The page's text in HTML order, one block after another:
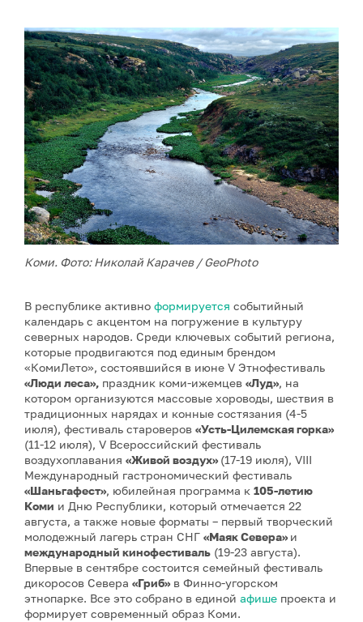
Коми. Фото: Николай Карачев / GeoPhoto
В республике активно формируется событийный
календарь с акцентом на погружение в культуру
северных народов. Среди ключевых событий региона,
которые продвигаются под единым брендом
«КомиЛето», состоявшийся в июне V Этнофестиваль
«Люди леса», праздник коми-ижемцев «Луд», на
котором организуются массовые хороводы, шествия в
традиционных нарядах и конные состязания (4-5
июля), фестиваль староверов «Усть-Цилемская горка»
(11-12 июля), V Всероссийский фестиваль
воздухоплавания «Живой воздух»(17-19 июля), VIII
Международный гастрономический фестиваль
«Шаньгафест», юбилейная программа к 105-летию
Коми и Дню Республики, который отмечается 22
августа, а также новые форматы – первый творческий
молодежный лагерь стран СНГ «Маяк Севера»и
международный кинофестиваль (19-23 августа).
Впервые в сентябре состоится семейный фестиваль
дикоросов Севера «Гриб»в Финно-угорском
этнопарке. Все это собрано в единой афише проекта и
формирует современный образ Коми.